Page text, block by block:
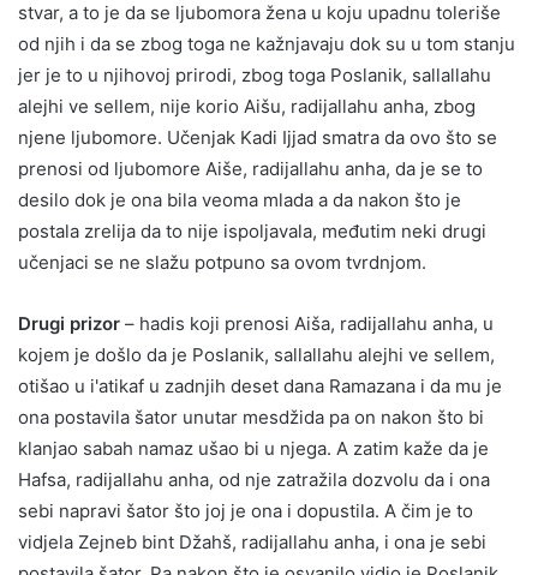
stvar, a to je da se ljubomora žena u koju upadnu toleriše
od njih i da se zbog toga ne kažnjavaju dok su u tom stanju
jer je to u njihovoj prirodi, zbog toga Poslanik, sallallahu
alejhi ve sellem, nije korio Aišu, radijallahu anha, zbog
njene ljubomore. Učenjak Kadi Ijjad smatra da ovo što se
prenosi od ljubomore Aiše, radijallahu anha, da je se to
desilo dok je ona bila veoma mlada a da nakon što je
postala zrelija da to nije ispoljavala, međutim neki drugi
učenjaci se ne slažu potpuno sa ovom tvrdnjom.
Drugi prizor – hadis koji prenosi Aiša, radijallahu anha, u
kojem je došlo da je Poslanik, sallallahu alejhi ve sellem,
otišao u i'atikaf u zadnjih deset dana Ramazana i da mu je
ona postavila šator unutar mesdžida pa on nakon što bi
klanjao sabah namaz ušao bi u njega. A zatim kaže da je
Hafsa, radijallahu anha, od nje zatražila dozvolu da i ona
sebi napravi šator što joj je ona i dopustila. A čim je to
vidjela Zejneb bint Džahš, radijallahu anha, i ona je sebi